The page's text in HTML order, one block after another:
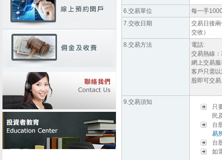
6.交易單位
每一手
7.交收日期
交易日後
交收）
8.交易方法
電話:
交易熱線
網上交易
客戶只需
股即可交
9.交易須知
只
民
台
易
台
如